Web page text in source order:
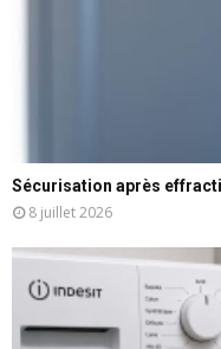
Sécurisation après
8 juillet 2026